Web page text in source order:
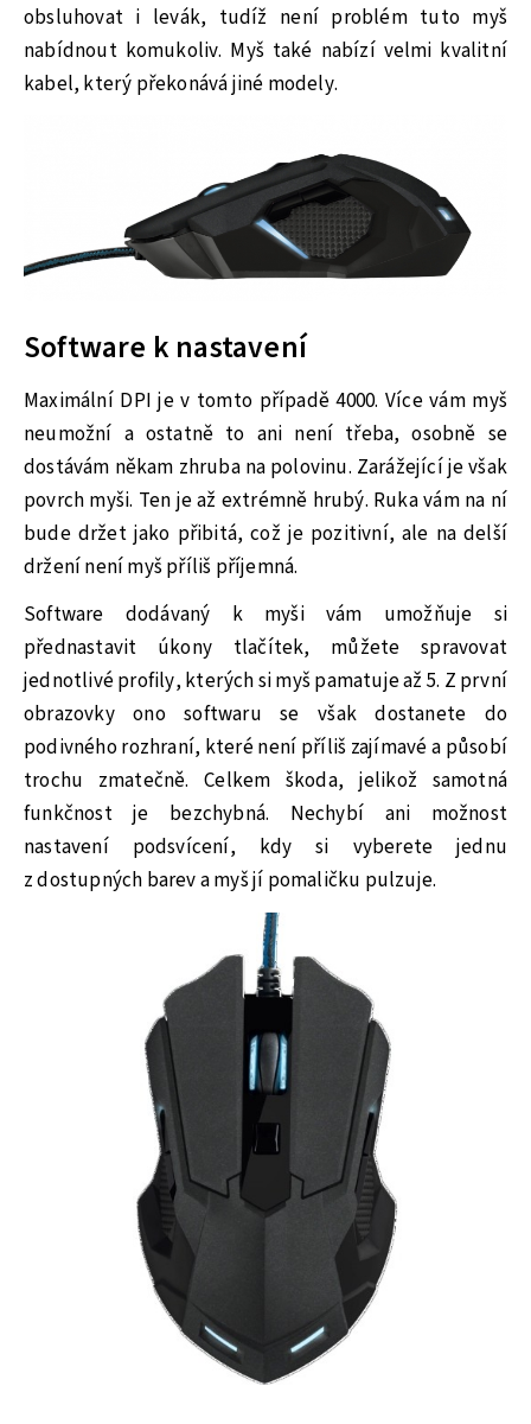
obsluhovat i levák, tudíž není problém tuto myš
nabídnout komukoliv. Myš také nabízí velmi kvalitní
kabel, který překonává jiné modely.
Software k nastavení
Maximální DPI je v tomto případě 4000. Více vám myš
neumožní a ostatně to ani není třeba, osobně se
dostávám někam zhruba na polovinu. Zarážející je však
povrch myši. Ten je až extrémně hrubý. Ruka vám na ní
bude držet jako přibitá, což je pozitivní, ale na delší
držení není myš příliš příjemná.
Software dodávaný k myši vám umožňuje si
přednastavit úkony tlačítek, můžete spravovat
jednotlivé profily, kterých si myš pamatuje až 5. Z první
obrazovky ono softwaru se však dostanete do
podivného rozhraní, které není příliš zajímavé a působí
trochu zmatečně. Celkem škoda, jelikož samotná
funkčnost je bezchybná. Nechybí ani možnost
nastavení podsvícení, kdy si vyberete jednu
z dostupných barev a myš jí pomaličku pulzuje.